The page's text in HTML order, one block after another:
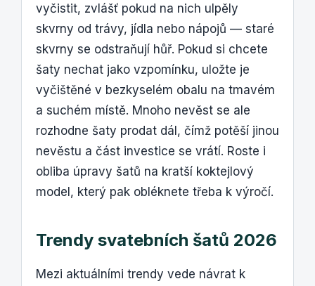
vyčistit, zvlášť pokud na nich ulpěly
skvrny od trávy, jídla nebo nápojů — staré
skvrny se odstraňují hůř. Pokud si chcete
šaty nechat jako vzpomínku, uložte je
vyčištěné v bezkyselém obalu na tmavém
a suchém místě. Mnoho nevěst se ale
rozhodne šaty prodat dál, čímž potěší jinou
nevěstu a část investice se vrátí. Roste i
obliba úpravy šatů na kratší koktejlový
model, který pak obléknete třeba k výročí.
Trendy svatebních šatů 2026
Mezi aktuálními trendy vede návrat k